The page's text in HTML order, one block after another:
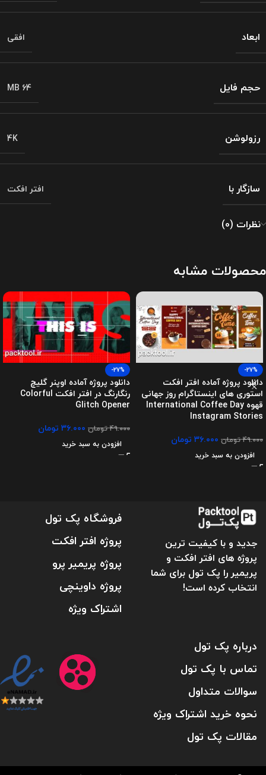
ابعاد افقی
حجم فایل 64 MB
رزولوشن 4K
سازگار با افتر افکت
نظرات (0)
محصولات مشابه
-27%
دانلود پروژه آماده افتر افکت
استوری های اینستاگرام روز جهانی
قهوه International Coffee Day
Instagram Stories
۴۹.۰۰۰تومان ۳۶.۰۰۰ تومان
افزودن به سبد خرید
-27%
دانلود پروژه آماده اوپنر گلیچ
رنگارنگ در افتر افکت Colorful
Glitch Opener
۴۹.۰۰۰تومان ۳۶.۰۰۰ تومان
افزودن به سبد خرید
جدید و با کیفیت ترین
پروژه های افتر افکت و
پریمیر را پک تول برای شما
انتخاب کرده است!
فروشگاه پک تول
پروژه افتر افکت
پروژه پریمیر پرو
پروژه داوینچی
اشتراک ویژه
درباره پک تول
تماس با پک تول
سوالات متداول
نحوه خرید اشتراک ویژه
مقالات پک تول